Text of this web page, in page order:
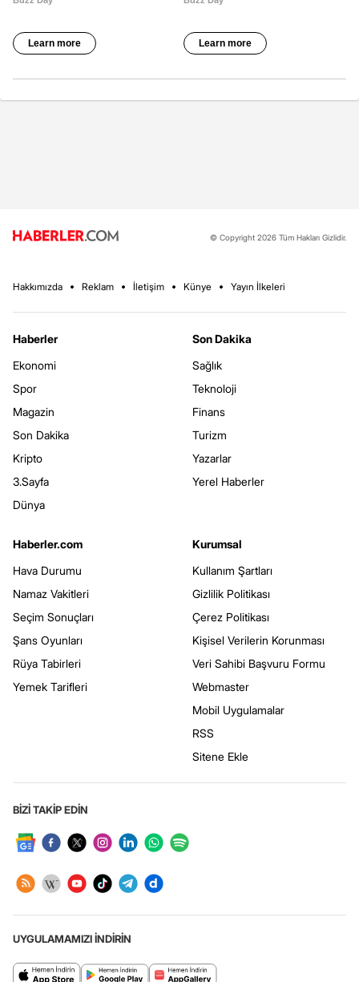
© Copyright 2026 Tüm Hakları Gizlidir.
Hakkımızda Reklam İletişim Künye Yayın İlkeleri
Haberler
Ekonomi
Spor
Magazin
Son Dakika
Kripto
3.Sayfa
Dünya
Son Dakika
Sağlık
Teknoloji
Finans
Turizm
Yazarlar
Yerel Haberler
Haberler.com
Hava Durumu
Namaz Vakitleri
Seçim Sonuçları
Şans Oyunları
Rüya Tabirleri
Yemek Tarifleri
Kurumsal
Kullanım Şartları
Gizlilik Politikası
Çerez Politikası
Kişisel Verilerin Korunması
Veri Sahibi Başvuru Formu
Webmaster
Mobil Uygulamalar
RSS
Sitene Ekle
BİZİ TAKİP EDİN
UYGULAMAMIZI İNDİRİN